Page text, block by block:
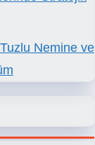
Nemine ve